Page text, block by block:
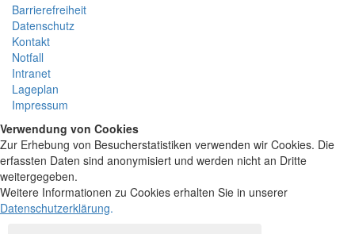
Barrierefreiheit
Datenschutz
Kontakt
Notfall
Intranet
Lageplan
Impressum
Verwendung von Cookies
Zur Erhebung von Besucherstatistiken verwenden wir Cookies. Die
erfassten Daten sind anonymisiert und werden nicht an Dritte
weitergegeben.
Weitere Informationen zu Cookies erhalten Sie in unserer
Datenschutzerklärung.